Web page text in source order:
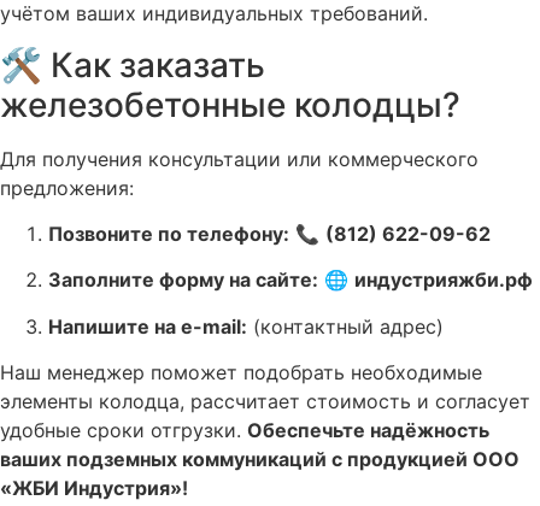
учётом ваших индивидуальных требований.
🛠️ Как заказать
железобетонные колодцы?
Для получения консультации или коммерческого
предложения:
Позвоните по телефону: 📞 (812) 622-09-62
Заполните форму на сайте: 🌐 индустрияжби.рф
Напишите на e-mail: (контактный адрес)
Наш менеджер поможет подобрать необходимые
элементы колодца, рассчитает стоимость и согласует
удобные сроки отгрузки. Обеспечьте надёжность
ваших подземных коммуникаций с продукцией ООО
«ЖБИ Индустрия»!